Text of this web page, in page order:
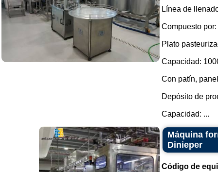
Línea de
Compuesto por:
Plato
Capacidad:
Con patín,
Depósito de
Capacidad: ...
Máquina
Dinieper
Código de